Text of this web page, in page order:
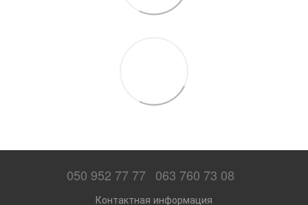
050 952 77 77 063 760 73 08
Контактная информация